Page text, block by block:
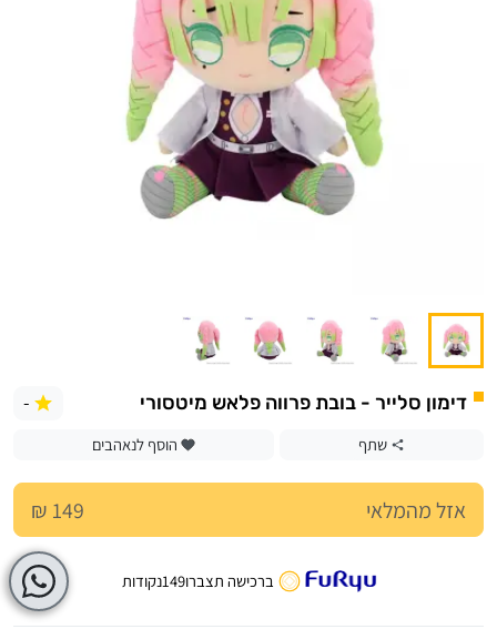
דימון סלייר - בובת פרווה פלאש מיטסורי -
שתף הוסף לנאהבים
אזל מהמלאי 149 ₪
ברכישה תצברו149נקודות